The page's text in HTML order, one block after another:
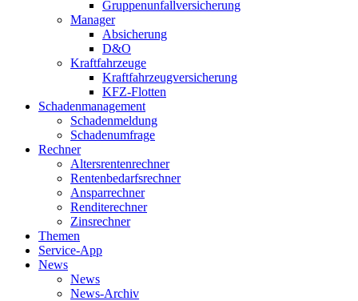
Gruppenunfallversicherung
Manager
Absicherung
D&O
Kraftfahrzeuge
Kraftfahrzeugversicherung
KFZ-Flotten
Schadenmanagement
Schadenmeldung
Schadenumfrage
Rechner
Altersrentenrechner
Rentenbedarfsrechner
Ansparrechner
Renditerechner
Zinsrechner
Themen
Service-App
News
News
News-Archiv